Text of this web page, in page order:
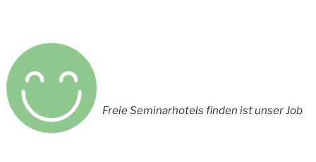
Freie Seminarhotels finden ist unser Job